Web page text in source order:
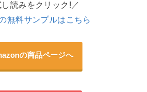
し読みをクリック!／
無料サンプルはこちら
の商品ページへ